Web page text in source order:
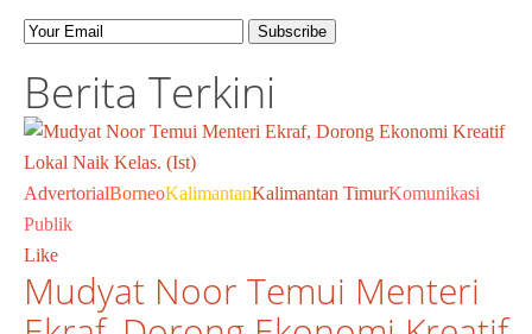
Berita Terkini
AdvertorialBorneoKalimantanKalimantan TimurKomunikasi
Publik
Like
Mudyat Noor Temui Menteri